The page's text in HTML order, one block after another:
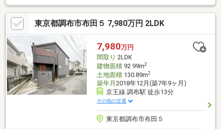
ＳＩＣ付 収納豊富！◆各階にトイレ有◆駐車場有～周辺環境～
◇コンビニ徒歩７分・スーパー徒歩９分、ビッグカメラ調布店徒
歩１１分！◇「布田小学校」徒歩５分！◇郵便局徒歩６分・調布
市役所徒歩８分・病院徒歩１０分！CENTURY21住新センターでは
きめ細やかなサービスで安心のサポート体制を敷いております■
お客様の暮らしにあったご提案■経験豊富な知識を持つローンア
ドバイザースタッフ多数
東京都調布市布田５ 7,980万円 2LDK
7,980万円
間取り 2LDK
建物面積92.99m2
土地面積130.89m2
築年月 2018年12月(築7年9ヶ月)
京王線 調布駅 徒歩13分
その他の交通
東京都調布市布田５